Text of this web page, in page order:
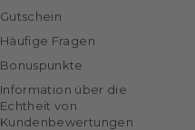
Gutschein
Häufige Fragen
Bonuspunkte
Information über die
Echtheit von
Kundenbewertungen